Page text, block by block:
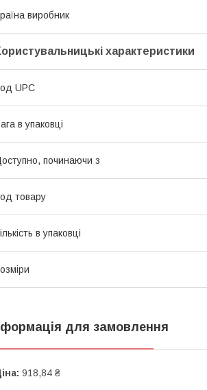
виробник
характеристики
UPC
в упаковці
починаючи з
товару
в упаковці
для замовлення
918,84 ₴